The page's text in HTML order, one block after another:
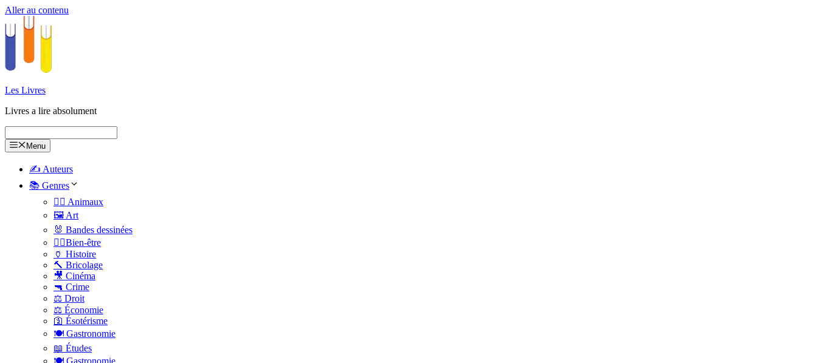
Aller au contenu
Les Livres
Livres a lire absolument
Menu
✍️ Auteurs
📚 Genres
🐕‍🦺 Animaux
🖼️ Art
🐰 Bandes dessinées
🧑‍⚕️Bien-être
🏺 Histoire
🔨 Bricolage
🎥 Cinéma
🔫 Crime
⚖️ Droit
⚖️ Économie
🛐 Ésotérisme
🍽️ Gastronomie
📖 Études